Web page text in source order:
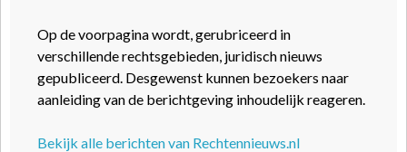
Op de voorpagina wordt, gerubriceerd in
verschillende rechtsgebieden, juridisch nieuws
gepubliceerd. Desgewenst kunnen bezoekers naar
aanleiding van de berichtgeving inhoudelijk reageren.
Bekijk alle berichten van Rechtennieuws.nl